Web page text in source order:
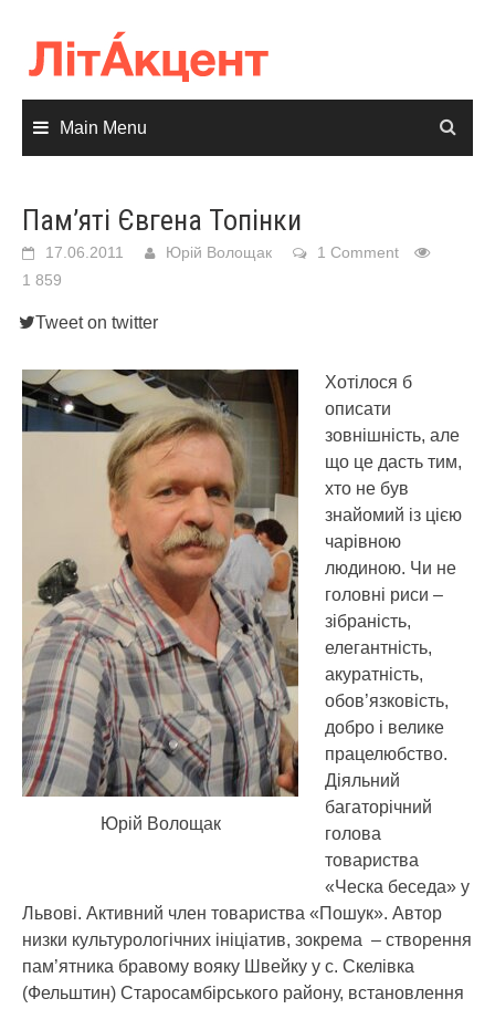
content
Main Menu
Пам’яті Євгена Топінки
17.06.2011 Юрій Волощак
1 Comment
1 859
Tweet on twitter
Юрій Волощак
Хотілося б
описати
зовнішність, але
що це дасть тим,
хто не був
знайомий із цією
чарівною
людиною. Чи не
головні риси –
зібраність,
елегантність,
акуратність,
обов’язковість,
добро і велике
працелюбство.
Діяльний
багаторічний
голова
товариства
«Ческа беседа» у
Львові. Активний член товариства «Пошук». Автор
низки культурологічних ініціатив, зокрема – створення
пам’ятника бравому вояку Швейку у с. Скелівка
(Фельштин) Старосамбірського району, встановлення